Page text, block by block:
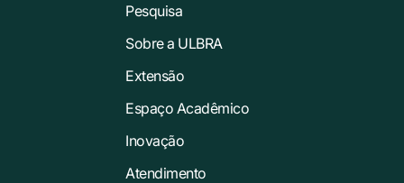
Pesquisa
Sobre a ULBRA
Extensão
Espaço Acadêmico
Inovação
Atendimento